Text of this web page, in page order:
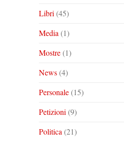
Libri (45)
Media (1)
Mostre(1)
News(4)
Personale(15)
Petizioni (9)
Politica (21)